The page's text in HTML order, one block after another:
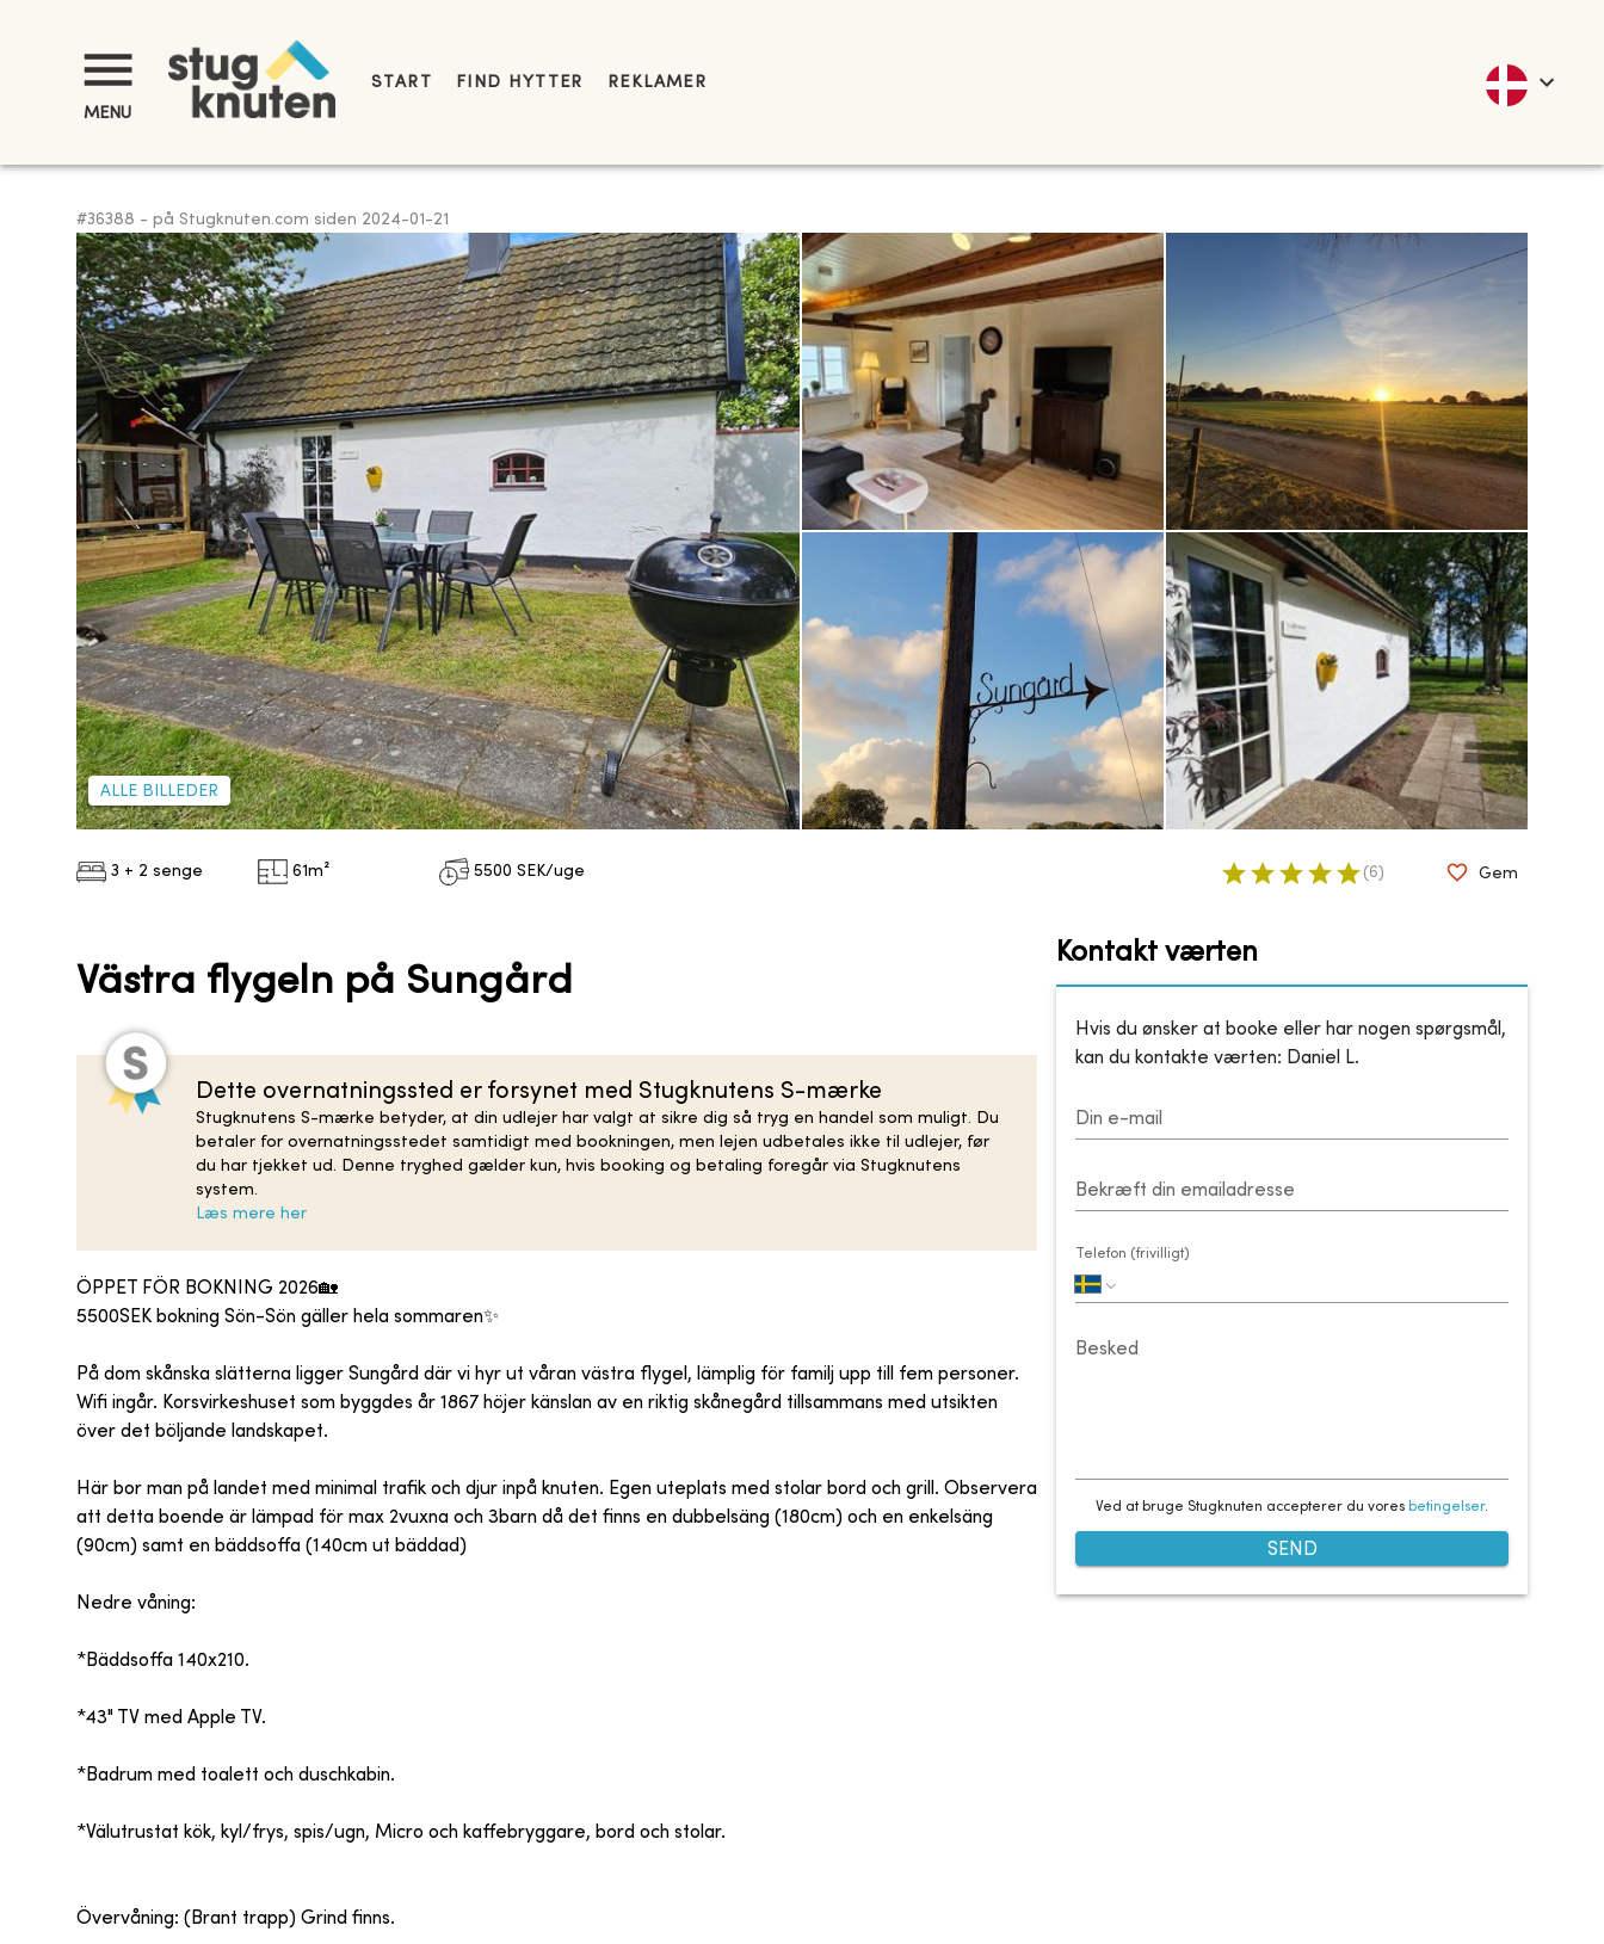
MENU
START FIND HYTTER REKLAMER
#36388 - på Stugknuten.com siden 2024-01-21
ALLE BILLEDER
3 + 2 senge 61m² 5500 SEK/uge ( 6 ) Gem
Västra flygeln på Sungård
Dette overnatningssted er forsynet med Stugknutens S-mærke
Stugknutens S-mærke betyder, at din udlejer har valgt at sikre dig så tryg en handel som muligt. Du
betaler for overnatningsstedet samtidigt med bookningen, men lejen udbetales ikke til udlejer, før
du har tjekket ud. Denne tryghed gælder kun, hvis booking og betaling foregår via Stugknutens
system.
Læs mere her
ÖPPET FÖR BOKNING 2026🏡
5500SEK bokning Sön-Sön gäller hela sommaren✨️
På dom skånska slätterna ligger Sungård där vi hyr ut våran västra flygel, lämplig för familj upp till fem personer.
Wifi ingår. Korsvirkeshuset som byggdes år 1867 höjer känslan av en riktig skånegård tillsammans med utsikten
över det böljande landskapet.
Här bor man på landet med minimal trafik och djur inpå knuten. Egen uteplats med stolar bord och grill. Observera
att detta boende är lämpad för max 2vuxna och 3barn då det finns en dubbelsäng (180cm) och en enkelsäng
(90cm) samt en bäddsoffa (140cm ut bäddad)
Nedre våning:
*Bäddsoffa 140x210.
*43" TV med Apple TV.
*Badrum med toalett och duschkabin.
*Välutrustat kök, kyl/frys, spis/ugn, Micro och kaffebryggare, bord och stolar.
Övervåning: (Brant trapp) Grind finns.
Kontakt værten
Hvis du ønsker at booke eller har nogen spørgsmål,
kan du kontakte værten: Daniel L.
Din e-mail
Bekræft din emailadresse
Telefon (frivilligt)
Besked
Ved at bruge Stugknuten accepterer du vores betingelser.
SEND